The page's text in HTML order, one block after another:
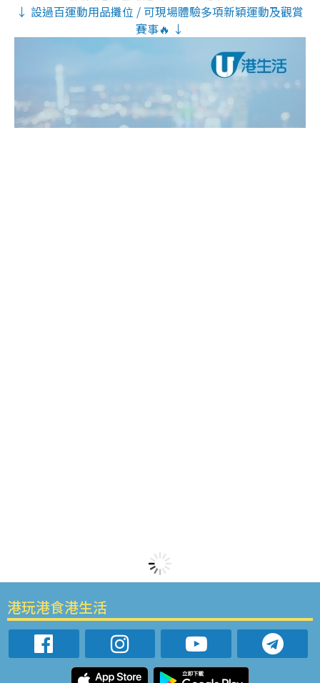
↓ 設過百運動用品攤位 / 可現場體驗多項新穎運動及觀賞
賽事🔥 ↓
港玩港食港生活